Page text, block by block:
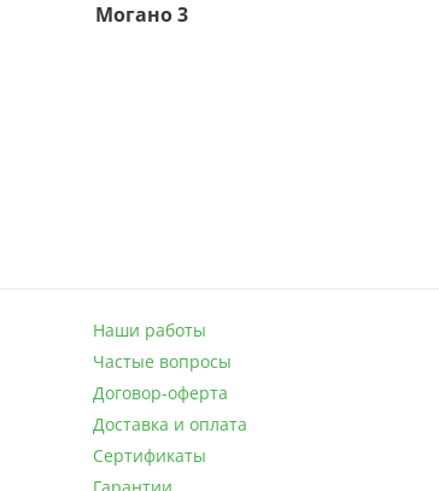
Могано 3
Наши работы
Частые вопросы
Договор-оферта
Доставка и оплата
Сертификаты